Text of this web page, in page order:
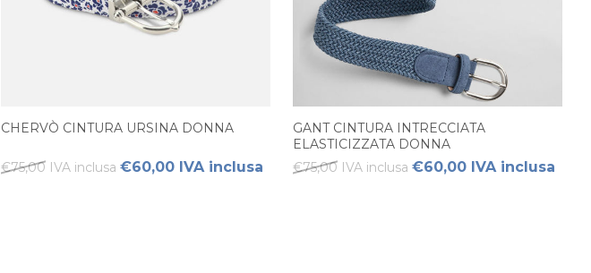
CHERVÒ CINTURA URSINA DONNA
€75,00 IVA inclusa €60,00 IVA inclusa
GANT CINTURA INTRECCIATA
ELASTICIZZATA DONNA
€75,00 IVA inclusa €60,00 IVA inclusa